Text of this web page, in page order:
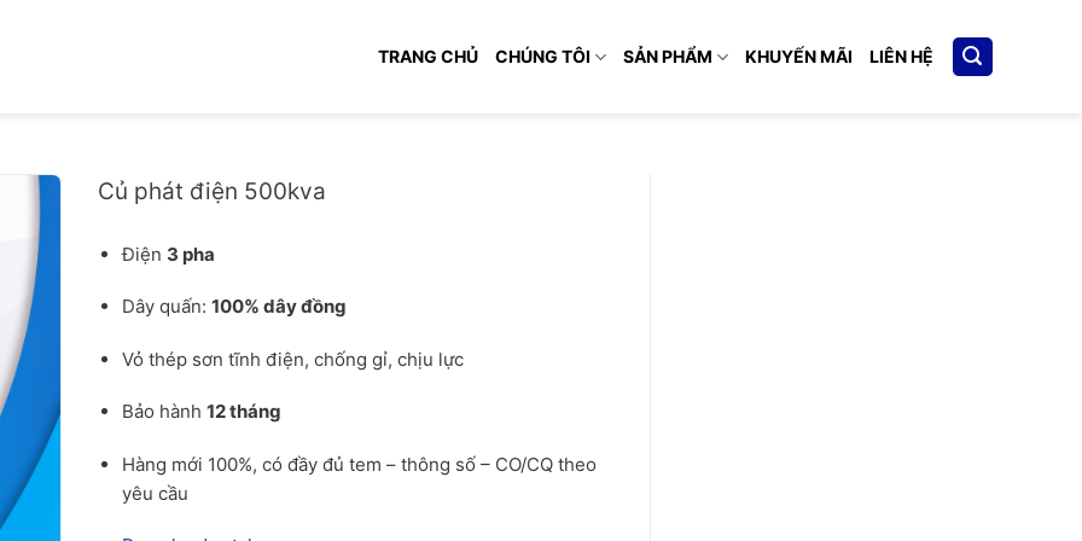
TRANG CHỦ CHÚNG TÔI SẢN PHẨM KHUYẾN MÃI LIÊN HỆ
Củ phát điện 500kva
Điện 3 pha
Dây quấn: 100% dây đồng
Vỏ thép sơn tĩnh điện, chống gỉ, chịu lực
Bảo hành 12 tháng
Hàng mới 100%, có đầy đủ tem – thông số – CO/CQ theo
yêu cầu